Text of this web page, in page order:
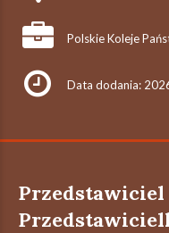
Polskie Koleje
Data dodania: